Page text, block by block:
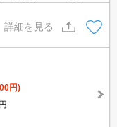
日祝日は混み合います
もまとめてご紹介可能
詳細を見る
円)